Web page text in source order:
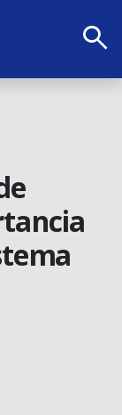
search